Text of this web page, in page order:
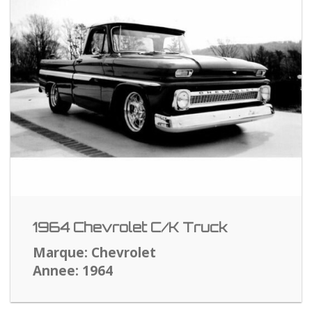
1964 Chevrolet C/K Truck
Marque: Chevrolet
Annee: 1964